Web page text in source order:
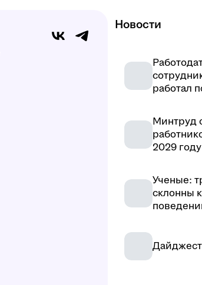
Новости
работал
Минтруд
2029 году
Ученые:
склонны